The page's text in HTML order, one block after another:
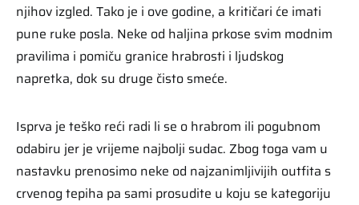
njihov izgled. Tako je i ove godine, a kritičari će imati
pune ruke posla. Neke od haljina prkose svim modnim
pravilima i pomiču granice hrabrosti i ljudskog
napretka, dok su druge čisto smeće.
Isprva je teško reći radi li se o hrabrom ili pogubnom
odabiru jer je vrijeme najbolji sudac. Zbog toga vam u
nastavku prenosimo neke od najzanimljivijih outfita s
crvenog tepiha pa sami prosudite u koju se kategoriju